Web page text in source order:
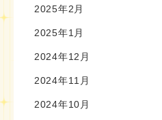
2025年2月
2025年1月
2024年12月
2024年11月
2024年10月